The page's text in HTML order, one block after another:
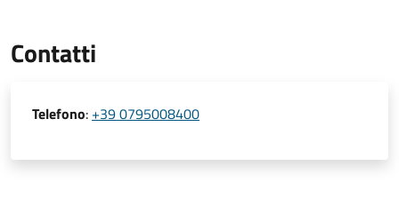
Contatti
Telefono: +39 0795008400